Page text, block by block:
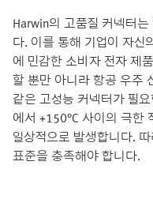
Harwin의 고품질 커넥터
다. 이를 통해 기업이 자신
에 민감한 소비자 전자 제
할 뿐만 아니라 항공 우주
같은 고성능 커넥터가 필
에서 +150°C 사이의 극한
일상적으로 발생합니다.
표준을 충족해야 합니다.